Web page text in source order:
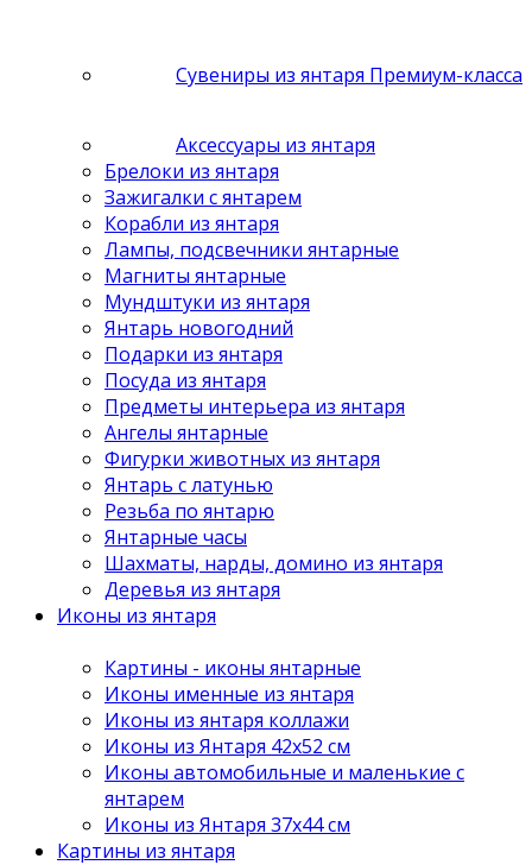
Сувениры из янтаря Премиум-класса
Аксессуары из янтаря
Брелоки из янтаря
Зажигалки с янтарем
Корабли из янтаря
Лампы, подсвечники янтарные
Магниты янтарные
Мундштуки из янтаря
Янтарь новогодний
Подарки из янтаря
Посуда из янтаря
Предметы интерьера из янтаря
Ангелы янтарные
Фигурки животных из янтаря
Янтарь с латунью
Резьба по янтарю
Янтарные часы
Шахматы, нарды, домино из янтаря
Деревья из янтаря
Иконы из янтаря
Картины - иконы янтарные
Иконы именные из янтаря
Иконы из янтаря коллажи
Иконы из Янтаря 42х52 см
Иконы автомобильные и маленькие с
янтарем
Иконы из Янтаря 37х44 см
Картины из янтаря